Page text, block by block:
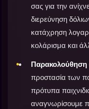
σας για την
διερεύνηση
κατάχρηση
κολάρισμα και
Παρακολούθηση
προστασία των
πρότυπα
αναγνωρίσουμε